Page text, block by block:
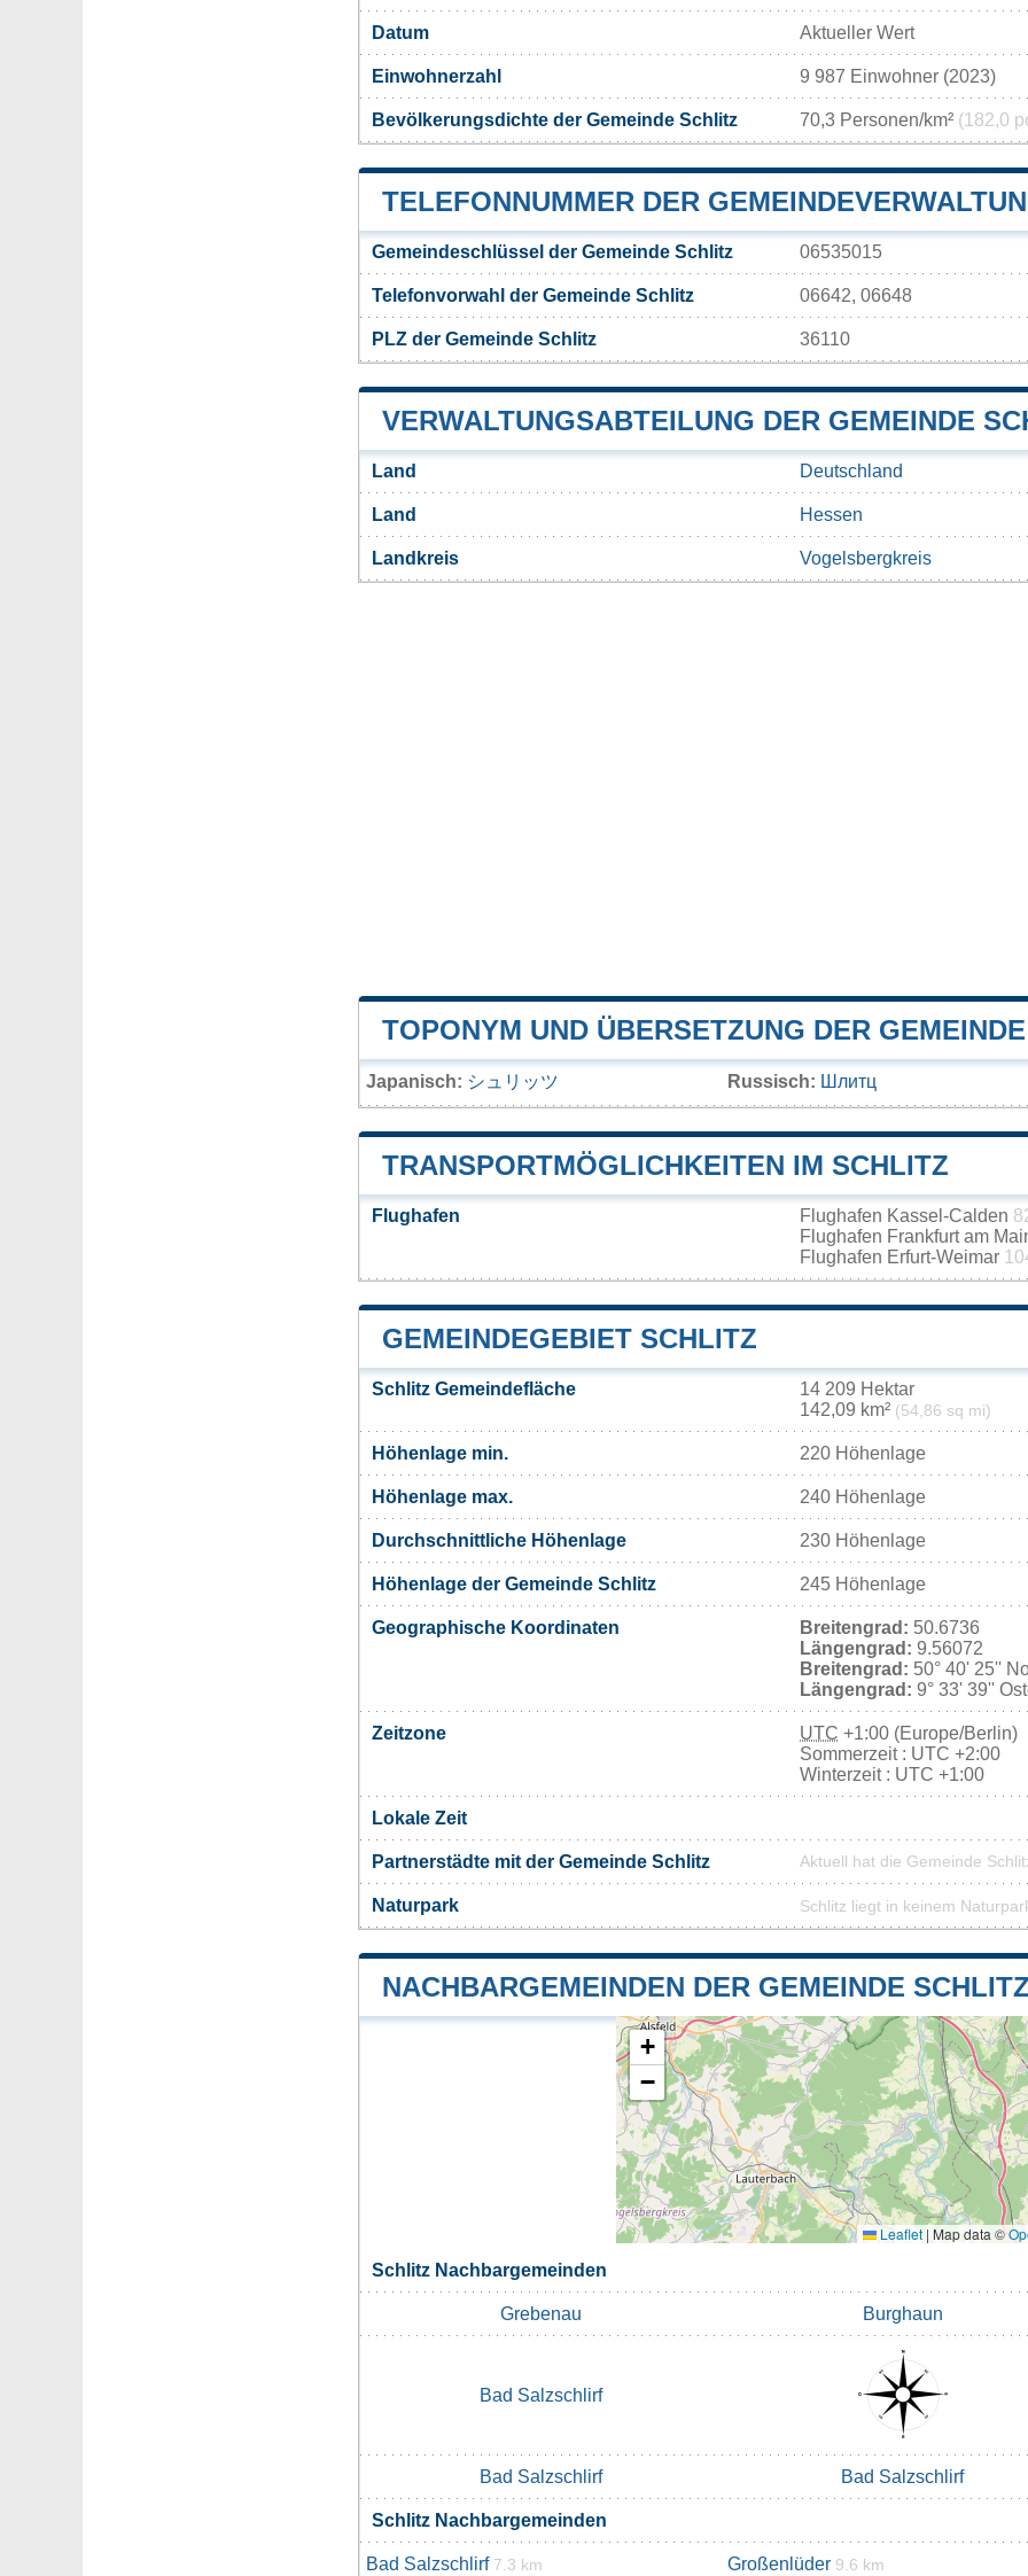
Datum Aktueller Wert
Einwohnerzahl 9 987 Einwohner (2023)
Bevölkerungsdichte der Gemeinde Schlitz 70,3 Personen/km² (182,0
TELEFONNUMMER DER
Gemeindeschlüssel der Gemeinde Schlitz 06535015
Telefonvorwahl der Gemeinde Schlitz 06642, 06648
PLZ der Gemeinde Schlitz 36110
VERWALTUNGSABTEILUNG DER GEMEINDE
Land Deutschland
Land Hessen
Landkreis Vogelsbergkreis
TOPONYM UND ÜBERSETZUNG DER
Japanisch: シュリッツ Russisch: Шлитц
TRANSPORTMÖGLICHKEITEN IM SCHLITZ
Flughafen Flughafen Kassel-Calden
Flughafen Frankfurt am
Flughafen Erfurt-Weimar
GEMEINDEGEBIET SCHLITZ
Schlitz Gemeindefläche
14 209 Hektar
142,09 km² (54,86 sq mi)
Höhenlage min. 220 Höhenlage
Höhenlage max. 240 Höhenlage
Durchschnittliche Höhenlage 230 Höhenlage
Höhenlage der Gemeinde Schlitz 245 Höhenlage
Geographische Koordinaten Breitengrad: 50.6736
Längengrad: 9.56072
Breitengrad: 50° 40' 25''
Längengrad: 9° 33' 39''
Zeitzone UTC +1:00 (Europe/Berlin)
Sommerzeit : UTC +2:00
Winterzeit : UTC +1:00
Lokale Zeit
Partnerstädte mit der Gemeinde Schlitz Aktuell hat die Gemeinde
Naturpark Schlitz liegt in keinem
NACHBARGEMEINDEN DER GEMEINDE SCHLITZ
+
−
Leaflet | Map data ©
Schlitz Nachbargemeinden
Grebenau Burghaun
Bad Salzschlirf
Bad Salzschlirf Bad Salzschlirf
Schlitz Nachbargemeinden
Bad Salzschlirf 7.3 km Großenlüder 9.6 km